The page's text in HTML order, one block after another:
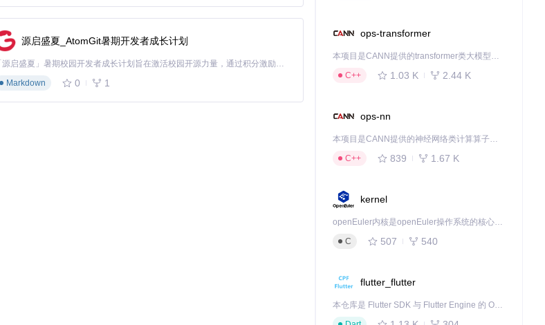
内置在程序中，确保解密过程安全高效。
源启盛夏_AtomGit暑期开发者成长计划
「源启盛夏」暑期校园开发者成长计划旨在激活校园开源力量，通过积分激励、认证扶持、资源倾斜等形式，引导高校组织和开发者完成「入驻 — 建项目 — 做贡献 — 获认证 — 得资源」的完整闭环。无论你是想带领社团入驻平台的组织者，还是希望用代码贡献证明自己的开发者，都能在这里找到属于你的成长路径。
Markdown
0 1
ops-transformer
本项目是CANN提供的transformer类大模型算子库，实现网络在NPU上加速计算。
C++
1.03 K 2.44 K
ops-nn
本项目是CANN提供的神经网络类计算算子库，实现网络在NPU上加速计算。
C++
839 1.67 K
kernel
openEuler内核是openEuler操作系统的核心，既是系统性能与稳定性的基石，也是连接处理器、设备与服务的桥梁。
C
507 540
flutter_flutter
本仓库是 Flutter SDK 与 Flutter Engine 的 OpenHarmony 适配版本，由 CPF-Flutter 团队维护。开发者可使用熟悉的 Flutter 技术栈开发 OpenHarmony 应用，3.35.7 及以后的适配版本可基于本仓库源码构建支持 OpenHarmony 的 Flutter Engine。